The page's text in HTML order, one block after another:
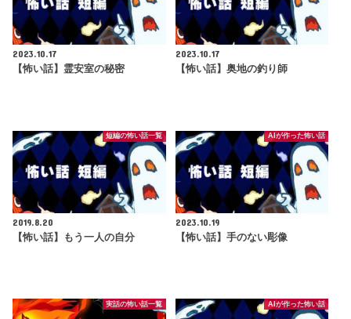
2023.10.17
【怖い話】霊安室の秘密
2023.10.17
【怖い話】奥地の釣り師
短編の怖い話一覧
2019.8.20
【怖い話】もう一人の自分
AIが作った怖い話
2023.10.19
【怖い話】手のない彫像
実話の怖い話一覧 AIが作った怖い話